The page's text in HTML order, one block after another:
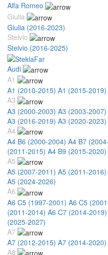
Alfa Romeo
Giulia
Giulia (2016-2023)
Stelvio
Stelvio (2016-2025)
Audi
A1
A1 (2010-2015) A1 (2015-2019)
A3
A3 (2000-2003) A3 (2003-2007)
A3 (2016-2019) A3 (2020-2023)
A4
A4 B6 (2000-2004) A4 B7
(2011-2015) A4 B9 (2015-2020)
A5
A5 (2007-2011) A5 (2011-2016)
A5 (2024-2026)
A6
A6 C5 (1997-2001) A6 C5
(2011-2014) A6 C7 (2014-2019)
(2025-2027)
A7
A7 (2012-2015) A7 (2014-2020)
A8